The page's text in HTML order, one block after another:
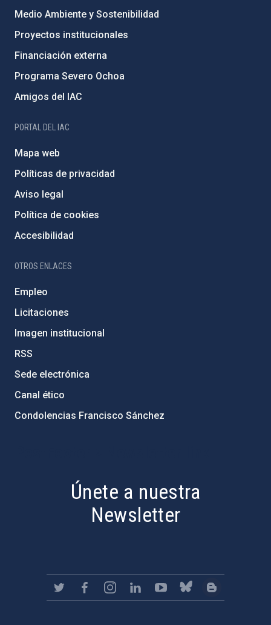
Medio Ambiente y Sostenibilidad
Proyectos institucionales
Financiación externa
Programa Severo Ochoa
Amigos del IAC
PORTAL DEL IAC
Mapa web
Políticas de privacidad
Aviso legal
Política de cookies
Accesibilidad
OTROS ENLACES
Empleo
Licitaciones
Imagen institucional
RSS
Sede electrónica
Canal ético
Condolencias Francisco Sánchez
Únete a nuestra
Newsletter